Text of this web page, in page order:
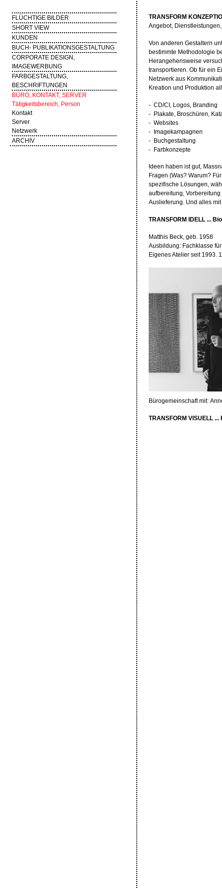
FLÜCHTIGE BILDER
SHORT VIEW
KUNDEN
BUCH- PUBLIKATIONSGESTALTUNG
CORPORATE DESIGN,
IMAGEWERBUNG
FARBGESTALTUNG,
BESCHRIFTUNGEN
BÜRO, KONTAKT, SERVER
Tätigkeitsbereich, Person
Kontakt
Server
Netzwerk
ARCHIV
TRANSFORM
Angebot,
Von anderen Gestaltern
bestimmte Methodologie
Herangehensweise
transportieren. Ob für ein
Netzwerk aus
Kreation und Produktion
- CD/CI, Logos, Branding
- Plakate, Broschüren,
- Websites
- Imagekampagnen
- Buchgestaltung
- Farbkonzepte
Ideen haben ist gut,
Fragen (Was? Warum?
spezifische Lösungen,
aufbereitung,
Auslieferung. Und alles
TRANSFORM IDELL ...
Matthis Beck, geb. 1958
Ausbildung: Fachklasse
Eigenes Atelier seit 1993.
Bürogemeinschaft mit:
TRANSFORM VISUELL